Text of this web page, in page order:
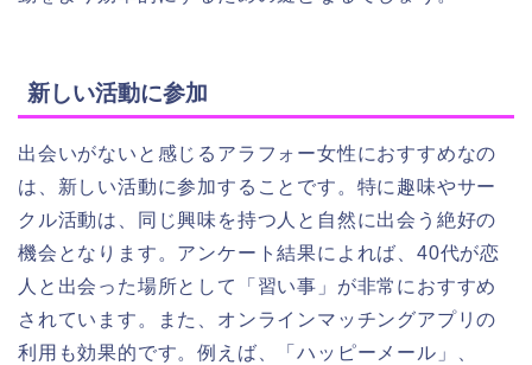
新しい活動に参加
出会いがないと感じるアラフォー女性におすすめなの
は、新しい活動に参加することです。特に趣味やサー
クル活動は、同じ興味を持つ人と自然に出会う絶好の
機会となります。アンケート結果によれば、40代が恋
人と出会った場所として「習い事」が非常におすすめ
されています。また、オンラインマッチングアプリの
利用も効果的です。例えば、「ハッピーメール」、